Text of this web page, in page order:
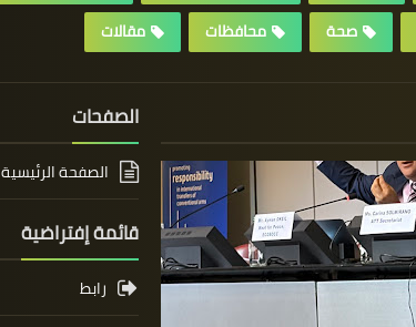
صحة محافظات مقالات
الصفحات
الصفحة الرئيسية
قائمة إفتراضية
رابط